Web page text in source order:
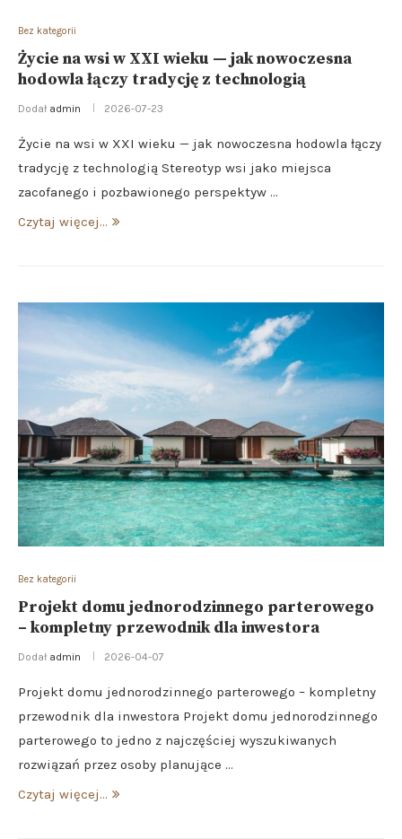
Bez kategorii
Życie na wsi w XXI wieku — jak nowoczesna
hodowla łączy tradycję z technologią
Dodał admin 2026-07-23
Życie na wsi w XXI wieku — jak nowoczesna hodowla łączy
tradycję z technologią Stereotyp wsi jako miejsca
zacofanego i pozbawionego perspektyw …
Czytaj więcej...
Bez kategorii
Projekt domu jednorodzinnego parterowego
– kompletny przewodnik dla inwestora
Dodał admin 2026-04-07
Projekt domu jednorodzinnego parterowego – kompletny
przewodnik dla inwestora Projekt domu jednorodzinnego
parterowego to jedno z najczęściej wyszukiwanych
rozwiązań przez osoby planujące …
Czytaj więcej...